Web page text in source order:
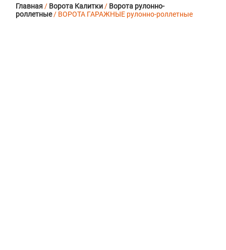
Главная/ Ворота Калитки/ Ворота рулонно-
роллетные/ ВОРОТА ГАРАЖНЫЕ рулонно-роллетные